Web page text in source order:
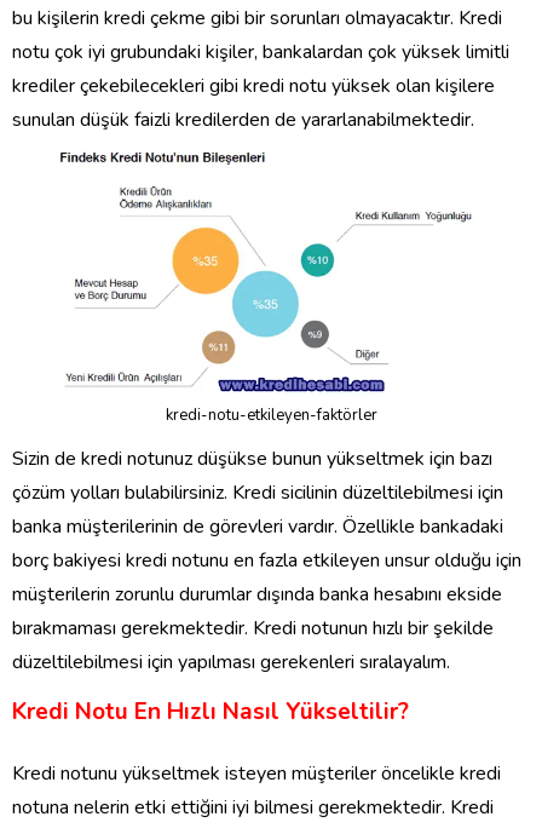
bu kişilerin kredi çekme gibi bir sorunları olmayacaktır. Kredi
notu çok iyi grubundaki kişiler, bankalardan çok yüksek limitli
krediler çekebilecekleri gibi kredi notu yüksek olan kişilere
sunulan düşük faizli kredilerden de yararlanabilmektedir.
kredi-notu-etkileyen-faktörler
Sizin de kredi notunuz düşükse bunun yükseltmek için bazı
çözüm yolları bulabilirsiniz. Kredi sicilinin düzeltilebilmesi için
banka müşterilerinin de görevleri vardır. Özellikle bankadaki
borç bakiyesi kredi notunu en fazla etkileyen unsur olduğu için
müşterilerin zorunlu durumlar dışında banka hesabını ekside
bırakmaması gerekmektedir. Kredi notunun hızlı bir şekilde
düzeltilebilmesi için yapılması gerekenleri sıralayalım.
Kredi Notu En Hızlı Nasıl Yükseltilir?
Kredi notunu yükseltmek isteyen müşteriler öncelikle kredi
notuna nelerin etki ettiğini iyi bilmesi gerekmektedir. Kredi